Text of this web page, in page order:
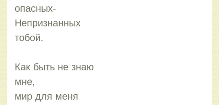
опасных-
Непризнанных
тобой.
Как быть не знаю
мне,
мир для меня